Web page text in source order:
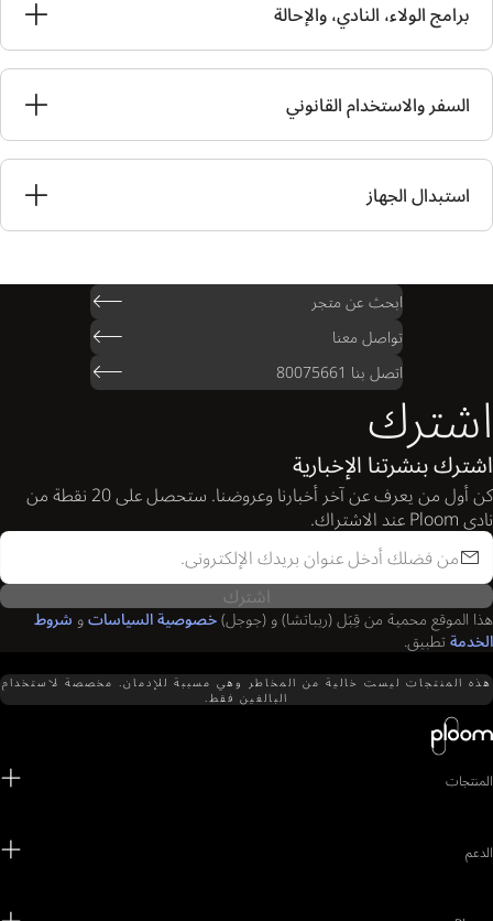
برامج الولاء، النادي، والإحالة
السفر والاستخدام القانوني
استبدال الجهاز
ابحث عن متجر
تواصل معنا
اتصل بنا 80075661
اشترك
اشترك بنشرتنا الإخبارية
كن أول من يعرف عن آخر أخبارنا وعروضنا. ستحصل على 20 نقطة من
نادي Ploom عند الاشتراك.
اشترك
هذا الموقع محمية من قِبَل (ريباتشا) و (جوجل) خصوصية السياسات و شروط
الخدمة تطبيق.
هذه المنتجات ليست خالية من المخاطر وهي مسببة للإدمان. مخصصة لاستخدام
البالغين فقط.
المنتجات
الدعم